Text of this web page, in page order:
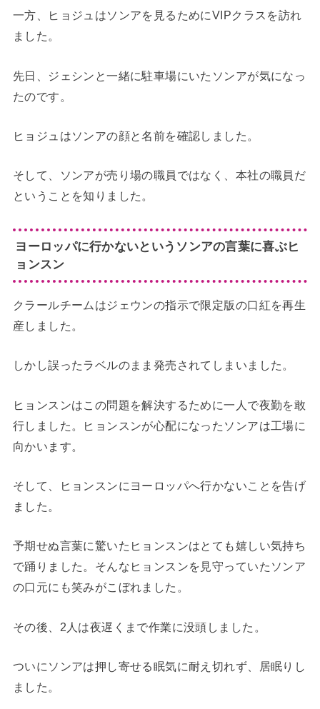
一方、ヒョジュはソンアを見るためにVIPクラスを訪れ
ました。
先日、ジェシンと一緒に駐車場にいたソンアが気になっ
たのです。
ヒョジュはソンアの顔と名前を確認しました。
そして、ソンアが売り場の職員ではなく、本社の職員だ
ということを知りました。
ヨーロッパに行かないというソンアの言葉に喜ぶヒ
ョンスン
クラールチームはジェウンの指示で限定版の口紅を再生
産しました。
しかし誤ったラベルのまま発売されてしまいました。
ヒョンスンはこの問題を解決するために一人で夜勤を敢
行しました。ヒョンスンが心配になったソンアは工場に
向かいます。
そして、ヒョンスンにヨーロッパへ行かないことを告げ
ました。
予期せぬ言葉に驚いたヒョンスンはとても嬉しい気持ち
で踊りました。そんなヒョンスンを見守っていたソンア
の口元にも笑みがこぼれました。
その後、2人は夜遅くまで作業に没頭しました。
ついにソンアは押し寄せる眠気に耐え切れず、居眠りし
ました。